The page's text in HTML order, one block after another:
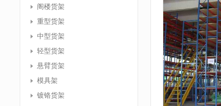
阁楼货架
重型货架
中型货架
轻型货架
悬臂货架
模具架
镀铬货架